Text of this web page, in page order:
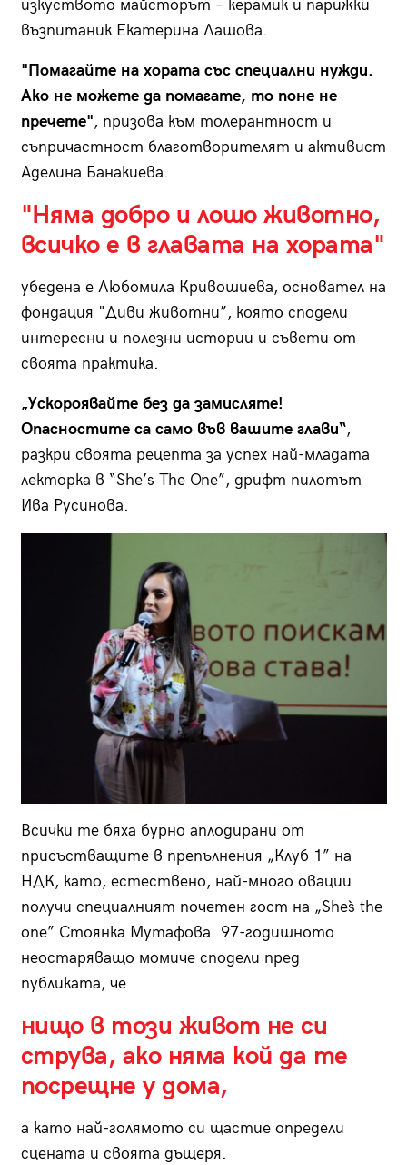
изкуството майсторът – керамик и парижки
възпитаник Екатерина Лашова.
"Помагайте на хората със специални нужди.
Ако не можете да помагате, то поне не
пречете", призова към толерантност и
съпричастност благотворителят и активист
Аделина Банакиева.
"Няма добро и лошо животно,
всичко е в главата на хората"
убедена е Любомила Кривошиева, основател на
фондация "Диви животни”, която сподели
интересни и полезни истории и съвети от
своята практика.
„Ускороявайте без да замисляте!
Опасностите са само във вашите глави“,
разкри своята рецепта за успех най-младата
лекторка в “She’s The One”, дрифт пилотът
Ива Русинова.
Всички те бяха бурно аплодирани от
присъстващите в препълнения „Клуб 1” на
НДК, като, естествено, най-много овации
получи специалният почетен гост на „She`s the
one” Стоянка Мутафова. 97-годишното
неостаряващо момиче сподели пред
публиката, че
нищо в този живот не си
струва, ако няма кой да те
посрещне у дома,
а като най-голямото си щастие определи
сцената и своята дъщеря.